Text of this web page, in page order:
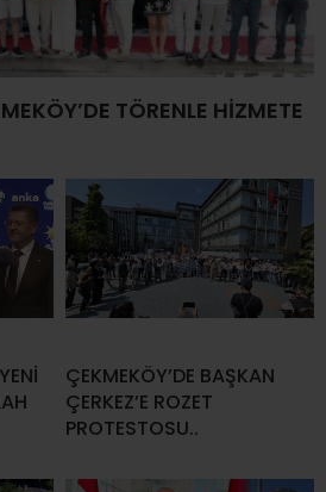
TÖRENLE HİZMETE
ÇEKMEKÖY’DE BAŞKAN
ÇERKEZ’E ROZET
PROTESTOSU..